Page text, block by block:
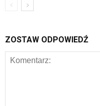
ZOSTAW ODPOWIEDŹ